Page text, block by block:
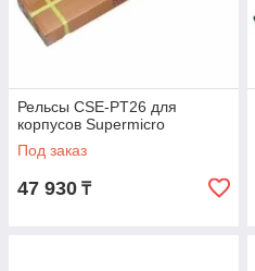
Рельсы CSE-PT26 для
корпусов Supermicro
Под заказ
47 930 ₸